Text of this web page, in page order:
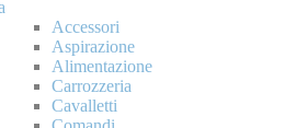
Accessori
Aspirazione
Alimentazione
Carrozzeria
Cavalletti